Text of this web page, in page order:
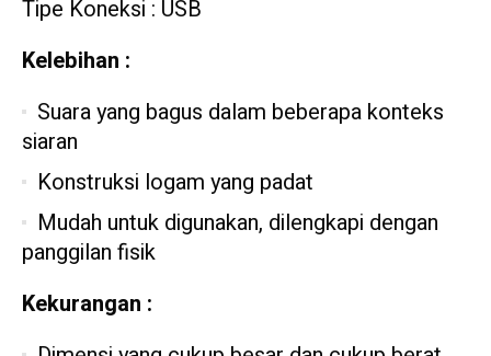
Tipe Koneksi : USB
Kelebihan :
Suara yang bagus dalam beberapa konteks
siaran
Konstruksi logam yang padat
Mudah untuk digunakan, dilengkapi dengan
panggilan fisik
Kekurangan :